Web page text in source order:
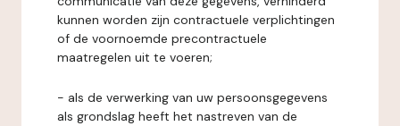
kunnen worden zijn contractuele verplichtingen
of de voornoemde precontractuele
maatregelen uit te voeren;
- als de verwerking van uw persoonsgegevens
als grondslag heeft het nastreven van de